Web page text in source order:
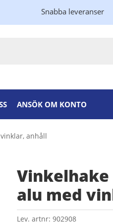
Snabba leveranser
ANSÖK OM KONTO
anhåll
Vinkelhake
alu med
Lev. artnr: 902908